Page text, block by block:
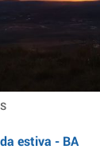
estiva - BA